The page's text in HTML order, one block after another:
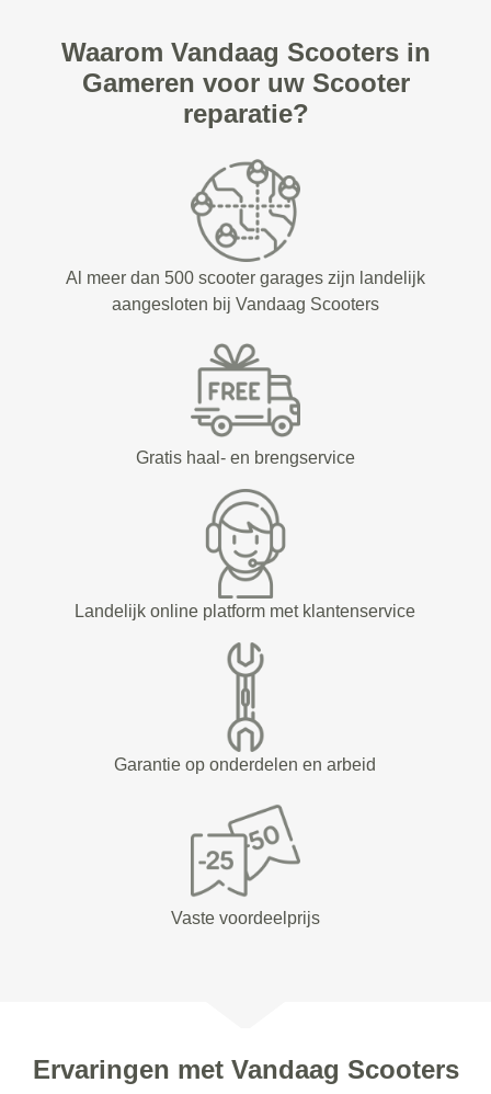
Waarom Vandaag Scooters in
Gameren voor uw Scooter
reparatie?
Al meer dan 500 scooter garages zijn landelijk
aangesloten bij Vandaag Scooters
Gratis haal- en brengservice
Landelijk online platform met klantenservice
Garantie op onderdelen en arbeid
Vaste voordeelprijs
Ervaringen met Vandaag Scooters